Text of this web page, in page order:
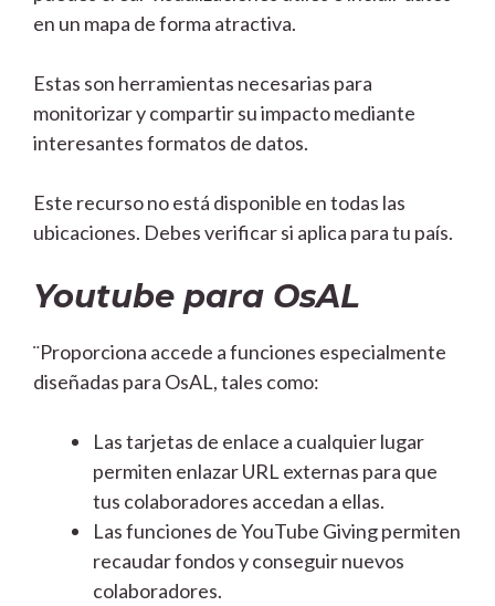
en un mapa de forma atractiva.
Estas son herramientas necesarias para
monitorizar y compartir su impacto mediante
interesantes formatos de datos.
Este recurso no está disponible en todas las
ubicaciones. Debes verificar si aplica para tu país.
Youtube para OsAL
¨Proporciona accede a funciones especialmente
diseñadas para OsAL, tales como:
Las tarjetas de enlace a cualquier lugar
permiten enlazar URL externas para que
tus colaboradores accedan a ellas.
Las funciones de YouTube Giving permiten
recaudar fondos y conseguir nuevos
colaboradores.